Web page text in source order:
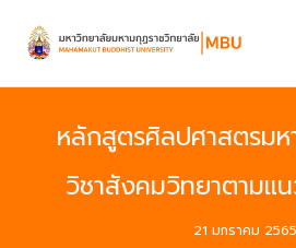
content
หลักสูตรศิลปศาสตรม
วิชาสังคมวิทยาตามแ
21 มกราคม 2565